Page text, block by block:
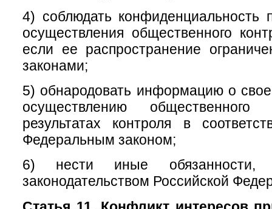
4) соблюдать конфиденциальность
осуществления общественного
если ее распространение
законами;
5) обнародовать информацию о
осуществлению
результатах контроля в
Федеральным законом;
6) нести иные обязанности,
законодательством Российской